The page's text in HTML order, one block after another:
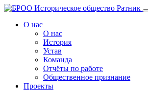
Перейти
содержанию
О нас
О нас
История
Устав
Команда
Отчёты по работе
Общественное признание
Проекты